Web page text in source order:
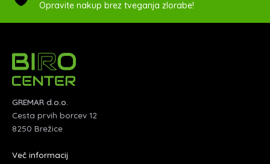
Opravite nakup brez tveganja zlorabe!
GREMAR d.o.o.
Cesta prvih borcev 12
8250 Brežice
Več informacij